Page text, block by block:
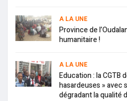
A LA UNE
Province de
humanitaire !
A LA UNE
Education : la CGTB
hasardeuses »
dégradant la qualité